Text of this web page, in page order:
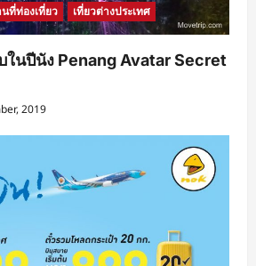
ที่ท่องเที่ยว เที่ยวต่างประเทศ
ในปีนัง Penang Avatar Secret
2019